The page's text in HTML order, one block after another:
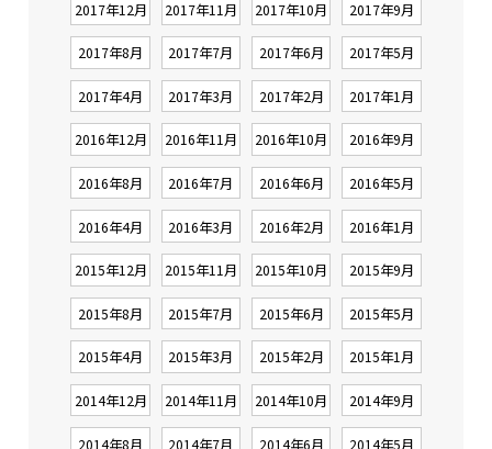
2017年12月 2017年11月 2017年10月 2017年9月
2017年8月 2017年7月 2017年6月 2017年5月
2017年4月 2017年3月 2017年2月 2017年1月
2016年12月 2016年11月 2016年10月 2016年9月
2016年8月 2016年7月 2016年6月 2016年5月
2016年4月 2016年3月 2016年2月 2016年1月
2015年12月 2015年11月 2015年10月 2015年9月
2015年8月 2015年7月 2015年6月 2015年5月
2015年4月 2015年3月 2015年2月 2015年1月
2014年12月 2014年11月 2014年10月 2014年9月
2014年8月 2014年7月 2014年6月 2014年5月